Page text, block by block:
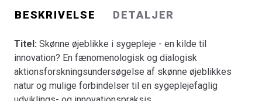
BESKRIVELSE DETALJER
Titel: Skønne øjeblikke i sygepleje - en kilde til
innovation? En fænomenologisk og dialogisk
aktionsforskningsundersøgelse af skønne øjeblikkes
natur og mulige forbindelser til en sygeplejefaglig